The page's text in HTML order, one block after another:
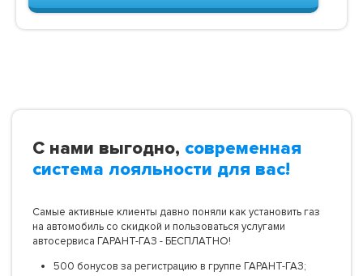
С нами выгодно, современная
система лояльности для вас!
Самые активные клиенты давно поняли как установить газ
на автомобиль со скидкой и пользоваться услугами
автосервиса ГАРАНТ-ГАЗ - БЕСПЛАТНО!
500 бонусов за регистрацию в группе ГАРАНТ-ГАЗ;